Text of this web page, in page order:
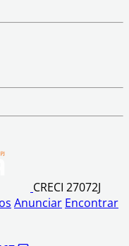
CRECI 27072J
Anunciar Encontrar